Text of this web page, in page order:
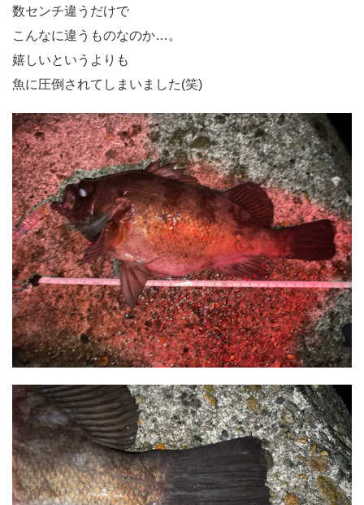
数センチ違うだけで
こんなに違うものなのか…。
嬉しいというよりも
魚に圧倒されてしまいました(笑)